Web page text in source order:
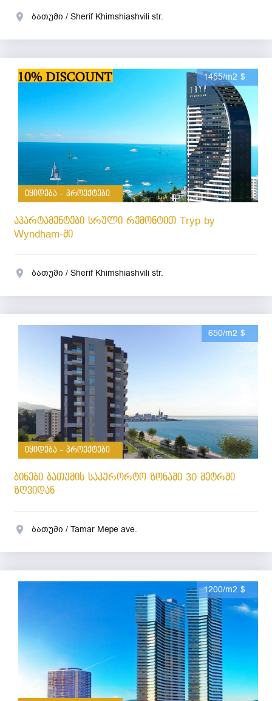
ბათუმი / Sherif Khimshiashvili str.
1455/m2 $
იყიდება - პროექტები
აპარტამენტები სრული რემონტით Tryp by
Wyndham-ში
ბათუმი / Sherif Khimshiashvili str.
650/m2 $
იყიდება - პროექტები
ბინები ბათუმის საკურორტო ზონაში 30 მეტრში
ზღვიდან
ბათუმი / Tamar Mepe ave.
1200/m2 $